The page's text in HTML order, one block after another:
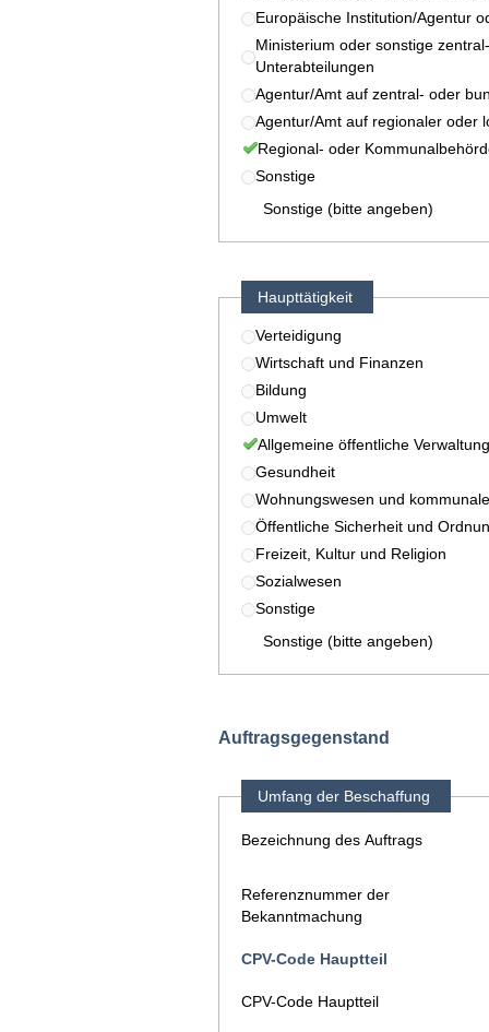
Europäische Institution/Agentur
Ministerium oder sonstige
Unterabteilungen
Agentur/Amt auf zentral- oder
Agentur/Amt auf regionaler oder
Regional- oder
Sonstige
Sonstige (bitte angeben)
Haupttätigkeit
Verteidigung
Wirtschaft und Finanzen
Bildung
Umwelt
Allgemeine öffentliche Verwaltung
Gesundheit
Wohnungswesen und
Öffentliche Sicherheit und
Freizeit, Kultur und Religion
Sozialwesen
Sonstige
Sonstige (bitte angeben)
Auftragsgegenstand
Umfang der Beschaffung
Bezeichnung des Auftrags
Referenznummer der
Bekanntmachung
CPV-Code Hauptteil
CPV-Code Hauptteil